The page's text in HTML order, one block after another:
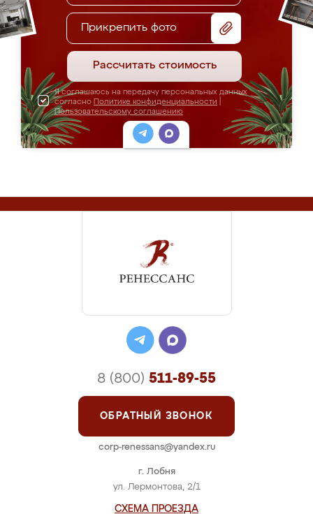
Прикрепить фото
Рассчитать стоимость
Я соглашаюсь на передачу персональных данных
согласно Политике конфиденциальности
Пользовательскому соглашению
г. Лобня
ул. Лермонтова, 2/1
СХЕМА ПРОЕЗДА
8 (800) 511-89-55
ОБРАТНЫЙ ЗВОНОК
corp-renessans@yandex.ru